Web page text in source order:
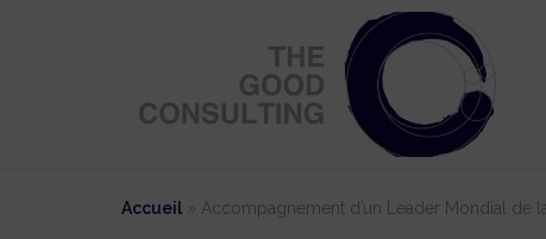
Accueil » Accompagnement d’un Leader Mondial de